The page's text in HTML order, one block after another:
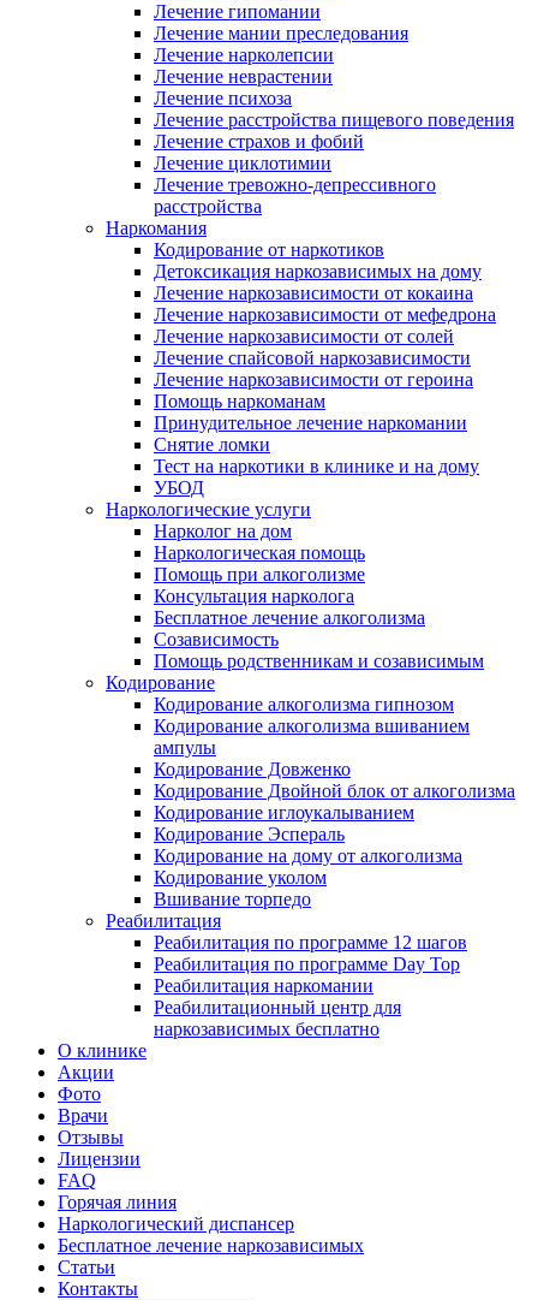
Лечение гипомании
Лечение мании преследования
Лечение нарколепсии
Лечение неврастении
Лечение психоза
Лечение расстройства пищевого поведения
Лечение страхов и фобий
Лечение циклотимии
Лечение тревожно-депрессивного
расстройства
Наркомания
Кодирование от наркотиков
Детоксикация наркозависимых на дому
Лечение наркозависимости от кокаина
Лечение наркозависимости от мефедрона
Лечение наркозависимости от солей
Лечение спайсовой наркозависимости
Лечение наркозависимости от героина
Помощь наркоманам
Принудительное лечение наркомании
Снятие ломки
Тест на наркотики в клинике и на дому
УБОД
Наркологические услуги
Нарколог на дом
Наркологическая помощь
Помощь при алкоголизме
Консультация нарколога
Бесплатное лечение алкоголизма
Созависимость
Помощь родственникам и созависимым
Кодирование
Кодирование алкоголизма гипнозом
Кодирование алкоголизма вшиванием
ампулы
Кодирование Довженко
Кодирование Двойной блок от алкоголизма
Кодирование иглоукалыванием
Кодирование Эспераль
Кодирование на дому от алкоголизма
Кодирование уколом
Вшивание торпедо
Реабилитация
Реабилитация по программе 12 шагов
Реабилитация по программе Day Top
Реабилитация наркомании
Реабилитационный центр для
наркозависимых бесплатно
О клинике
Акции
Фото
Врачи
Отзывы
Лицензии
FAQ
Горячая линия
Наркологический диспансер
Бесплатное лечение наркозависимых
Статьи
Контакты